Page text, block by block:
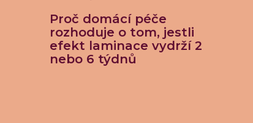
Proč domácí péče
rozhoduje o tom, jestli
efekt laminace vydrží 2
nebo 6 týdnů